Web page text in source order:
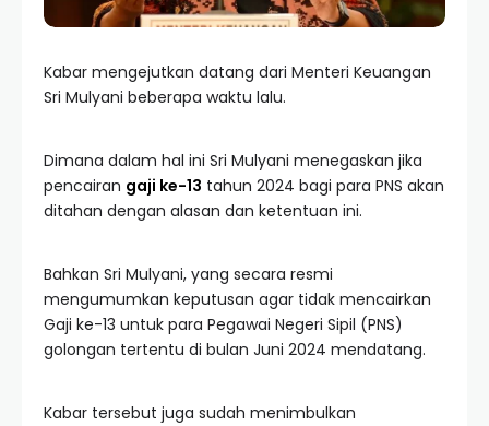
Kabar mengejutkan datang dari Menteri Keuangan
Sri Mulyani beberapa waktu lalu.
Dimana dalam hal ini Sri Mulyani menegaskan jika
pencairan gaji ke-13 tahun 2024 bagi para PNS akan
ditahan dengan alasan dan ketentuan ini.
Bahkan Sri Mulyani, yang secara resmi
mengumumkan keputusan agar tidak mencairkan
Gaji ke-13 untuk para Pegawai Negeri Sipil (PNS)
golongan tertentu di bulan Juni 2024 mendatang.
Kabar tersebut juga sudah menimbulkan